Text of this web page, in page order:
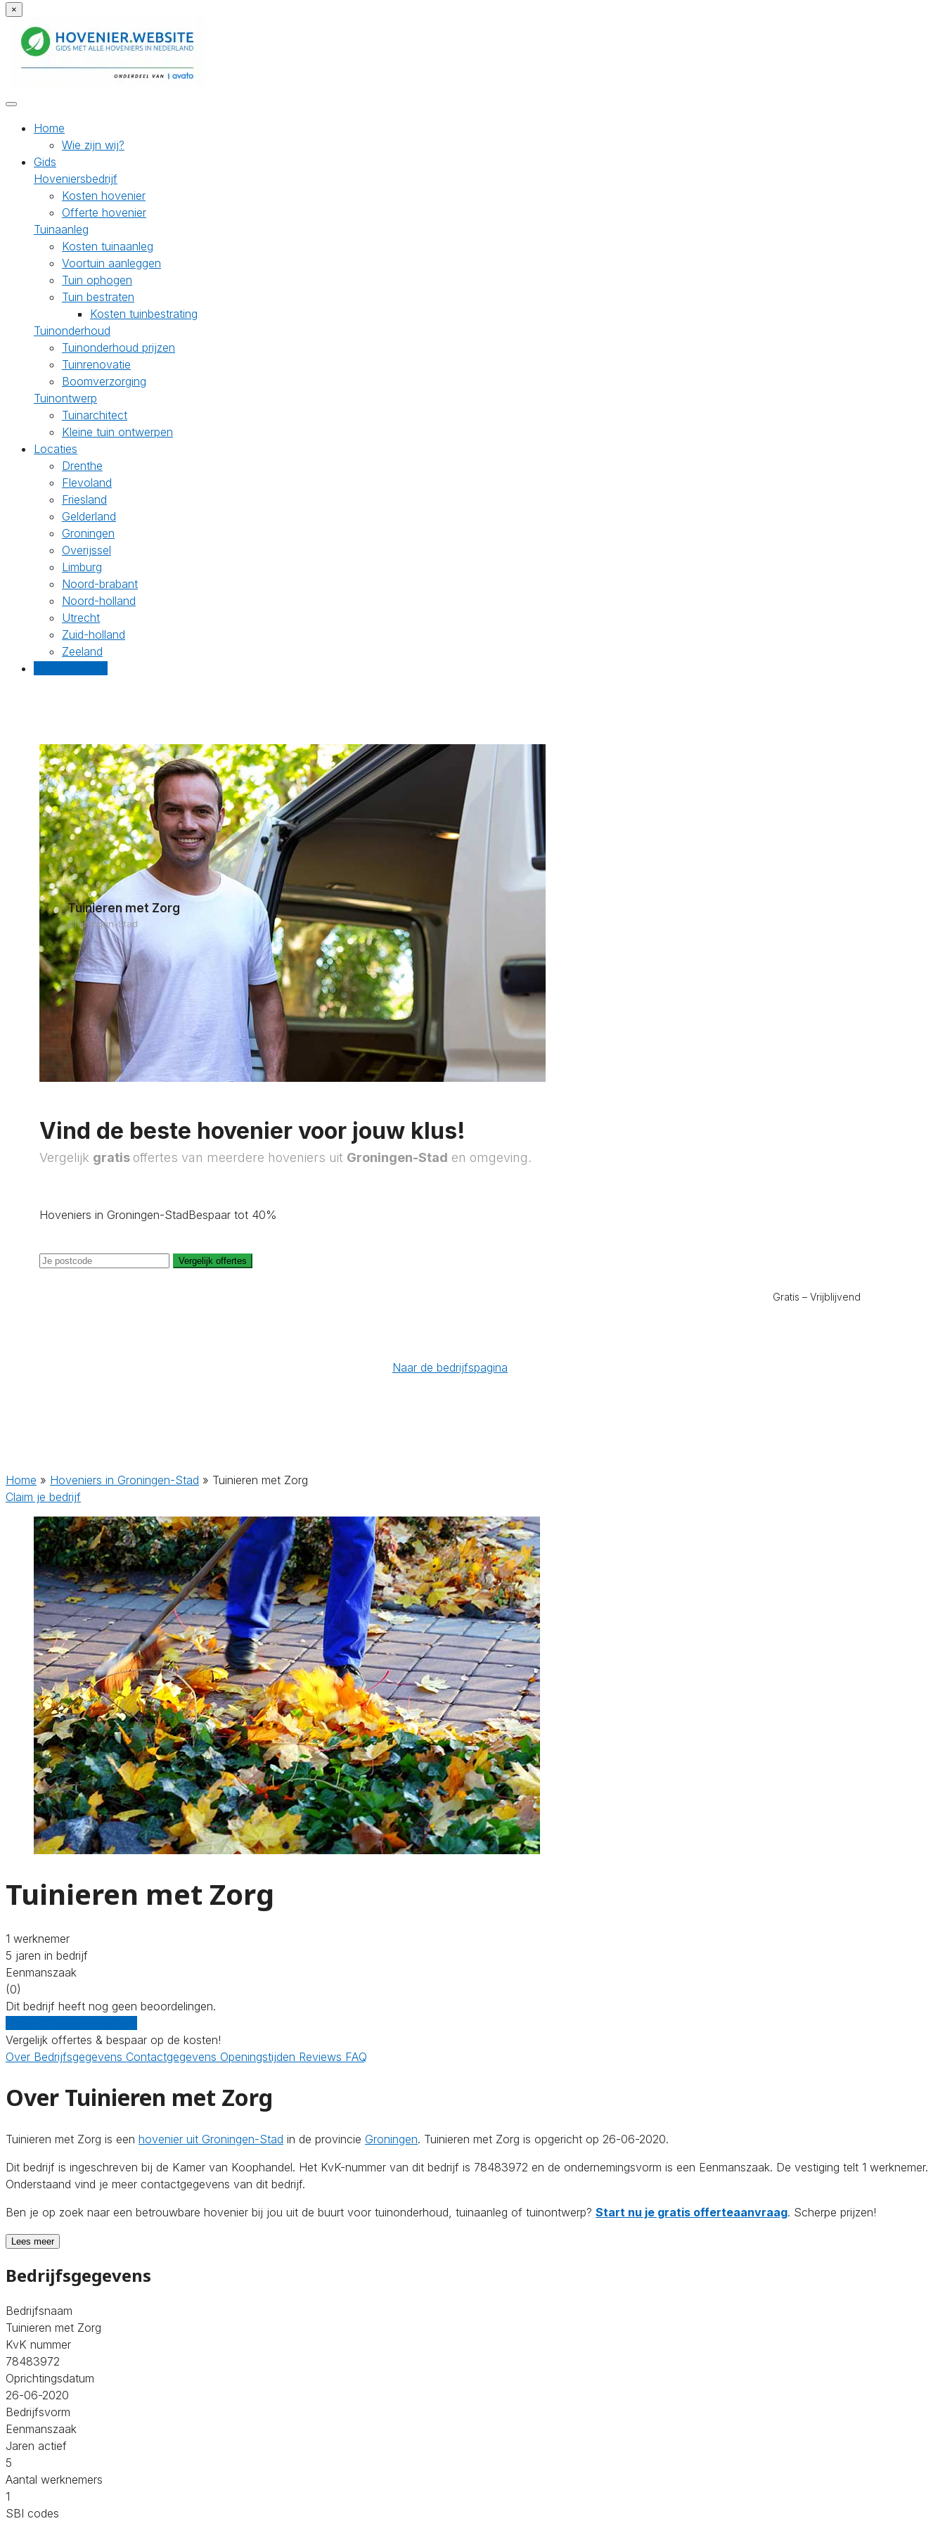
×
Home
Wie zijn wij?
Gids
Hoveniersbedrijf
Kosten hovenier
Offerte hovenier
Tuinaanleg
Kosten tuinaanleg
Voortuin aanleggen
Tuin ophogen
Tuin bestraten
Kosten tuinbestrating
Tuinonderhoud
Tuinonderhoud prijzen
Tuinrenovatie
Boomverzorging
Tuinontwerp
Tuinarchitect
Kleine tuin ontwerpen
Locaties
Drenthe
Flevoland
Friesland
Gelderland
Groningen
Overijssel
Limburg
Noord-brabant
Noord-holland
Utrecht
Zuid-holland
Zeeland
Tuinieren met Zorg
Groningen-Stad
Vind de beste hovenier voor jouw klus!
Vergelijk gratis offertes van meerdere hoveniers uit Groningen-Stad en omgeving.
Hoveniers in Groningen-StadBespaar tot 40%
Vergelijk offertes
Gratis – Vrijblijvend
Naar de bedrijfspagina
Home » Hoveniers in Groningen-Stad » Tuinieren met Zorg
Claim je bedrijf
Tuinieren met Zorg
1 werknemer
5 jaren in bedrijf
Eenmanszaak
(0)
Dit bedrijf heeft nog geen beoordelingen.
Vergelijk offertes & bespaar op de kosten!
Over Bedrijfsgegevens Contactgegevens Openingstijden Reviews FAQ
Over Tuinieren met Zorg
Tuinieren met Zorg is een hovenier uit Groningen-Stad in de provincie Groningen. Tuinieren met Zorg is opgericht op 26-06-2020.
Dit bedrijf is ingeschreven bij de Kamer van Koophandel. Het KvK-nummer van dit bedrijf is 78483972 en de ondernemingsvorm is een Eenmanszaak. De vestiging telt 1 werknemer.
Onderstaand vind je meer contactgegevens van dit bedrijf.
Ben je op zoek naar een betrouwbare hovenier bij jou uit de buurt voor tuinonderhoud, tuinaanleg of tuinontwerp? Start nu je gratis offerteaanvraag. Scherpe prijzen!
Lees meer
Bedrijfsgegevens
Bedrijfsnaam
Tuinieren met Zorg
KvK nummer
78483972
Oprichtingsdatum
26-06-2020
Bedrijfsvorm
Eenmanszaak
Jaren actief
5
Aantal werknemers
1
SBI codes